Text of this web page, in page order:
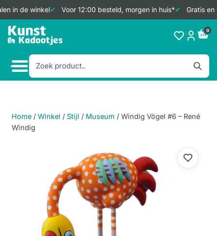
in de winkel Voor 12:00 besteld, morgen in huis* Gratis en
Doorgaan
naar
0
Home / Winkel / Stijl / Museum / Windig Vögel #6 – René
Windig